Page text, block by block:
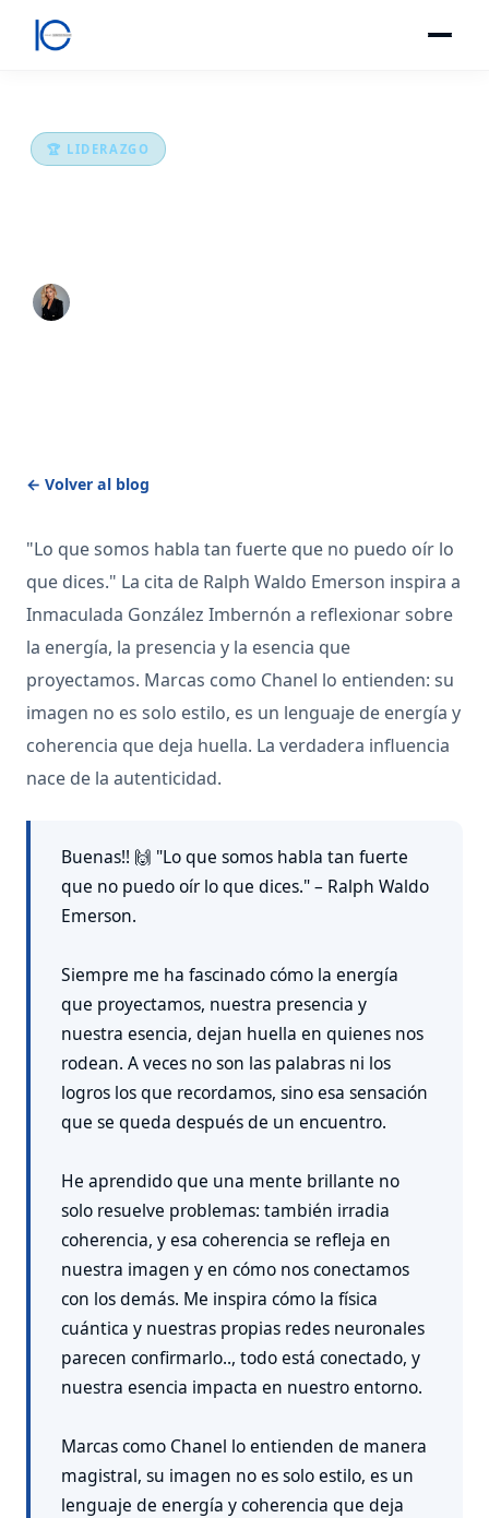
🏆 LIDERAZGO
← Volver al blog
"Lo que somos habla tan fuerte que no puedo oír lo
que dices." La cita de Ralph Waldo Emerson inspira a
Inmaculada González Imbernón a reflexionar sobre
la energía, la presencia y la esencia que
proyectamos. Marcas como Chanel lo entienden: su
imagen no es solo estilo, es un lenguaje de energía y
coherencia que deja huella. La verdadera influencia
nace de la autenticidad.
Buenas!! 🙌 "Lo que somos habla tan fuerte
que no puedo oír lo que dices." – Ralph Waldo
Emerson.
Siempre me ha fascinado cómo la energía
que proyectamos, nuestra presencia y
nuestra esencia, dejan huella en quienes nos
rodean. A veces no son las palabras ni los
logros los que recordamos, sino esa sensación
que se queda después de un encuentro.
He aprendido que una mente brillante no
solo resuelve problemas: también irradia
coherencia, y esa coherencia se refleja en
nuestra imagen y en cómo nos conectamos
con los demás. Me inspira cómo la física
cuántica y nuestras propias redes neuronales
parecen confirmarlo.., todo está conectado, y
nuestra esencia impacta en nuestro entorno.
Marcas como Chanel lo entienden de manera
magistral, su imagen no es solo estilo, es un
lenguaje de energía y coherencia que deja